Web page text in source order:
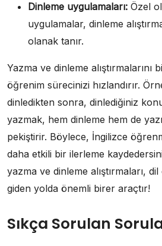
Dinleme uygulamaları: Özel
uygulamalar, dinleme
olanak tanır.
Yazma ve dinleme alıştırmalarını
öğrenim sürecinizi hızlandırır.
dinledikten sonra, dinlediğiniz
yazmak, hem dinleme hem de
pekiştirir. Böylece, İngilizce
daha etkili bir ilerleme
yazma ve dinleme alıştırmaları,
giden yolda önemli birer araçtır!
Sıkça Sorulan